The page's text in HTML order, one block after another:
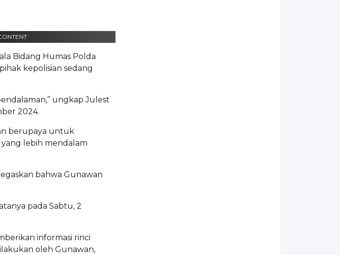
Bidang Humas Polda
kepolisian sedang
ungkap Julest
2024.
berupaya untuk
lebih mendalam
bahwa Gunawan
pada Sabtu, 2
informasi rinci
oleh Gunawan,